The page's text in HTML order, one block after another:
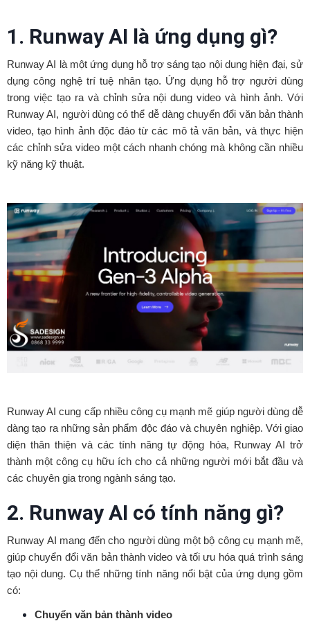
1. Runway AI là ứng dụng gì?
Runway AI là một ứng dụng hỗ trợ sáng tạo nội dung hiện đại, sử
dụng công nghệ trí tuệ nhân tạo. Ứng dụng hỗ trợ người dùng
trong việc tạo ra và chỉnh sửa nội dung video và hình ảnh. Với
Runway AI, người dùng có thể dễ dàng chuyển đổi văn bản thành
video, tạo hình ảnh độc đáo từ các mô tả văn bản, và thực hiện
các chỉnh sửa video một cách nhanh chóng mà không cần nhiều
kỹ năng kỹ thuật.
Runway AI cung cấp nhiều công cụ mạnh mẽ giúp người dùng dễ
dàng tạo ra những sản phẩm độc đáo và chuyên nghiệp. Với giao
diện thân thiện và các tính năng tự động hóa, Runway AI trở
thành một công cụ hữu ích cho cả những người mới bắt đầu và
các chuyên gia trong ngành sáng tạo.
2. Runway AI có tính năng gì?
Runway AI mang đến cho người dùng một bộ công cụ mạnh mẽ,
giúp chuyển đổi văn bản thành video và tối ưu hóa quá trình sáng
tạo nội dung. Cụ thể những tính năng nổi bật của ứng dụng gồm
có:
Chuyển văn bản thành video